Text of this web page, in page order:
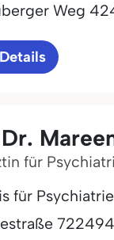
Weg 4
für
für
72